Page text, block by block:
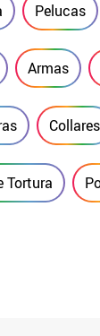
Pelucas
Armas
Collares
Tortura